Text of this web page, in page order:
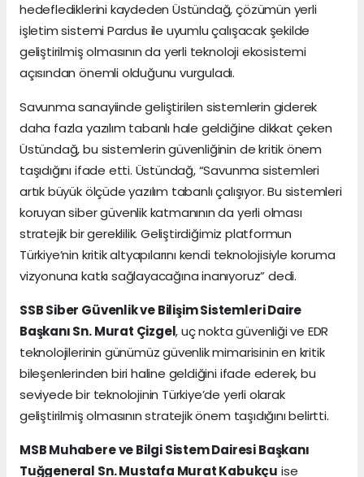
hedeflediklerini kaydeden Üstündağ, çözümün yerli
işletim sistemi Pardus ile uyumlu çalışacak şekilde
geliştirilmiş olmasının da yerli teknoloji ekosistemi
açısından önemli olduğunu vurguladı.
Savunma sanayiinde geliştirilen sistemlerin giderek
daha fazla yazılım tabanlı hale geldiğine dikkat çeken
Üstündağ, bu sistemlerin güvenliğinin de kritik önem
taşıdığını ifade etti. Üstündağ, “Savunma sistemleri
artık büyük ölçüde yazılım tabanlı çalışıyor. Bu sistemleri
koruyan siber güvenlik katmanının da yerli olması
stratejik bir gereklilik. Geliştirdiğimiz platformun
Türkiye’nin kritik altyapılarını kendi teknolojisiyle koruma
vizyonuna katkı sağlayacağına inanıyoruz” dedi.
SSB Siber Güvenlik ve Bilişim Sistemleri Daire
Başkanı Sn. Murat Çizgel, uç nokta güvenliği ve EDR
teknolojilerinin günümüz güvenlik mimarisinin en kritik
bileşenlerinden biri haline geldiğini ifade ederek, bu
seviyede bir teknolojinin Türkiye’de yerli olarak
geliştirilmiş olmasının stratejik önem taşıdığını belirtti.
MSB Muhabere ve Bilgi Sistem Dairesi Başkanı
Tuğgeneral Sn. Mustafa Murat Kabukçu ise